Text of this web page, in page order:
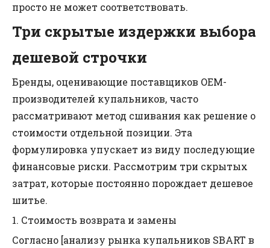
просто не может соответствовать.
Три скрытые издержки выбора
дешевой строчки
Бренды, оценивающие поставщиков OEM-
производителей купальников, часто
рассматривают метод сшивания как решение о
стоимости отдельной позиции. Эта
формулировка упускает из виду последующие
финансовые риски. Рассмотрим три скрытых
затрат, которые постоянно порождает дешевое
шитье.
1. Стоимость возврата и замены
Согласно [анализу рынка купальников SBART в